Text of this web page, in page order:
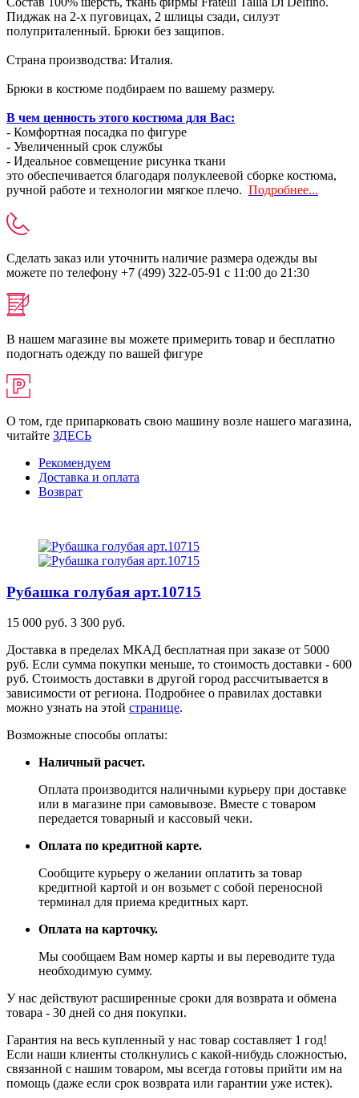
Пиджак на 2-х пуговицах, 2 шлицы сзади, силуэт
полуприталенный. Брюки без защипов.
Страна производства: Италия.
Брюки в костюме подбираем по вашему размеру.
В чем ценность этого костюма для Вас:
- Комфортная посадка по фигуре
- Увеличенный срок службы
- Идеальное совмещение рисунка ткани
это обеспечивается благодаря полуклеевой сборке костюма,
ручной работе и технологии мягкое плечо. Подробнее...
Сделать заказ или уточнить наличие размера одежды вы
можете по телефону +7 (499) 322-05-91 с 11:00 до 21:30
В нашем магазине вы можете примерить товар и бесплатно
подогнать одежду по вашей фигуре
О том, где припарковать свою машину возле нашего магазина,
читайте ЗДЕСЬ
Рекомендуем
Доставка и оплата
Возврат
Рубашка голубая арт.10715
15 000 руб. 3 300 руб.
Доставка в пределах МКАД бесплатная при заказе от 5000
руб. Если сумма покупки меньше, то стоимость доставки - 600
руб. Стоимость доставки в другой город рассчитывается в
зависимости от региона. Подробнее о правилах доставки
можно узнать на этой странице.
Возможные способы оплаты:
Наличный расчет.
Оплата производится наличными курьеру при доставке
или в магазине при самовывозе. Вместе с товаром
передается товарный и кассовый чеки.
Оплата по кредитной карте.
Сообщите курьеру о желании оплатить за товар
кредитной картой и он возьмет с собой переносной
терминал для приема кредитных карт.
Оплата на карточку.
Мы сообщаем Вам номер карты и вы переводите туда
необходимую сумму.
У нас действуют расширенные сроки для возврата и обмена
товара - 30 дней со дня покупки.
Гарантия на весь купленный у нас товар составляет 1 год!
Если наши клиенты столкнулись с какой-нибудь сложностью,
связанной с нашим товаром, мы всегда готовы прийти им на
помощь (даже если срок возврата или гарантии уже истек).